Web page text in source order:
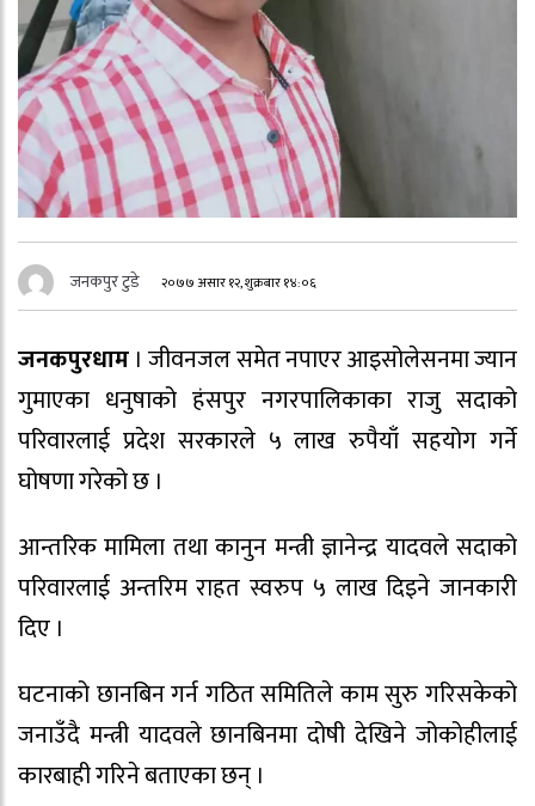
जनकपुर टुडे २०७७ असार १२, शुक्रबार १४:०६
जनकपुरधाम । जीवनजल समेत नपाएर आइसोलेसनमा ज्यान
गुमाएका धनुषाको हंसपुर नगरपालिकाका राजु सदाको
परिवारलाई प्रदेश सरकारले ५ लाख रुपैयाँ सहयोग गर्ने
घोषणा गरेको छ ।
आन्तरिक मामिला तथा कानुन मन्त्री ज्ञानेन्द्र यादवले सदाको
परिवारलाई अन्तरिम राहत स्वरुप ५ लाख दिइने जानकारी
दिए ।
घटनाको छानबिन गर्न गठित समितिले काम सुरु गरिसकेको
जनाउँदै मन्त्री यादवले छानबिनमा दोषी देखिने जोकोहीलाई
कारबाही गरिने बताएका छन् ।